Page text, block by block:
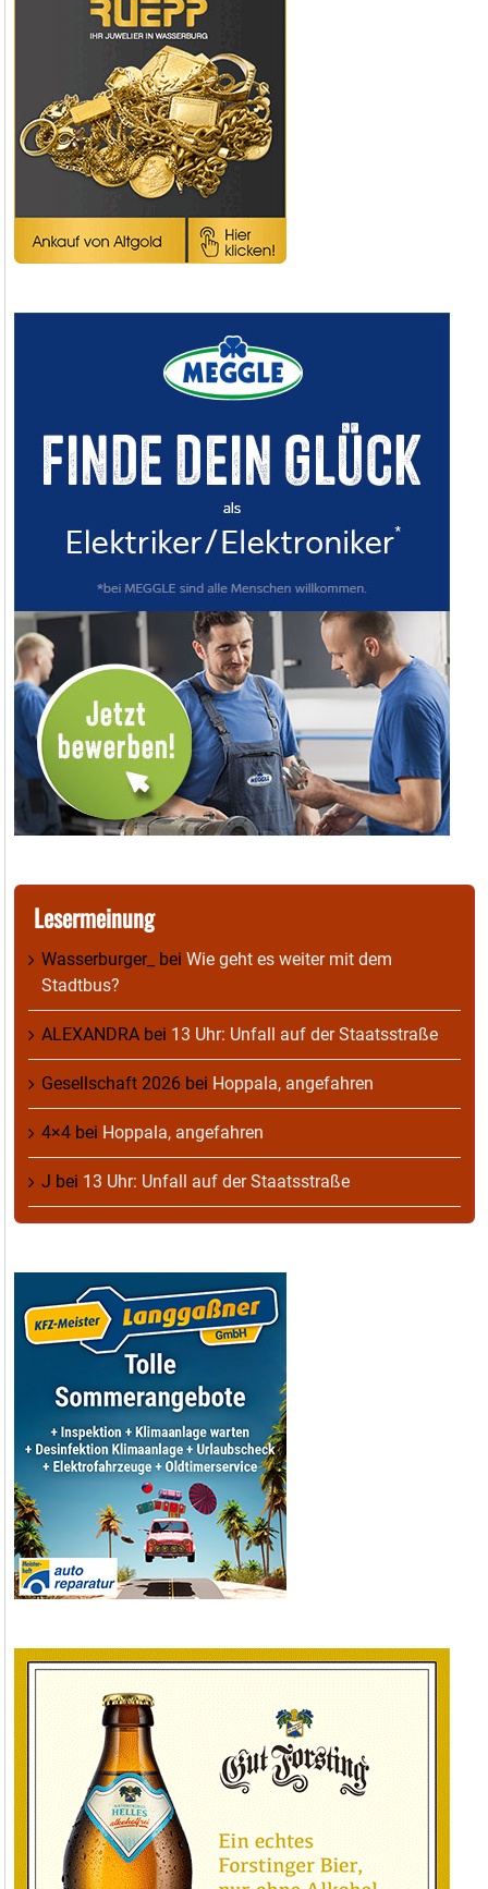
Lesermeinung
Wasserburger_ bei Wie geht es weiter mit dem
Stadtbus?
ALEXANDRA bei 13 Uhr: Unfall auf der Staatsstraße
Gesellschaft 2026 bei Hoppala, angefahren
4×4 bei Hoppala, angefahren
J bei 13 Uhr: Unfall auf der Staatsstraße